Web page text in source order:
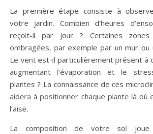
La première étape consiste à
votre jardin. Combien d’heures
reçoit-il par jour ? Certaines zones
ombragées, par exemple par un mur ou
Le vent est-il particulièrement présent à
augmentant l’évaporation et le
plantes ? La connaissance de ces
aidera à positionner chaque plante là où
l’aise.
La composition de votre sol